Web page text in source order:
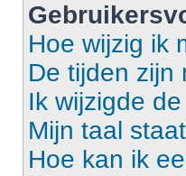
Hoe wijzig ik
De tijden zijn
Ik wijzigde
Mijn taal
Hoe kan ik